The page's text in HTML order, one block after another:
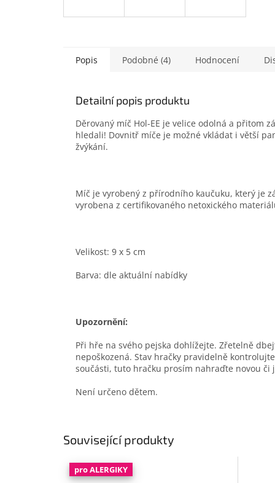
Popis Podobné (4) Hodnocení
Detailní popis produktu
Děrovaný míč Hol-EE je velice odolná a přitom
hledali! Dovnitř míče je možné vkládat i větší
žvýkání.
Míč je vyrobený z přírodního kaučuku, který je
vyrobena z certifikovaného netoxického
Velikost: 9 x 5 cm
Barva: dle aktuální nabídky
Upozornění:
Při hře na svého pejska dohlížejte. Zřetelně
nepoškozená. Stav hračky pravidelně
součásti, tuto hračku prosím nahraďte novou
Není určeno dětem.
Související produkty
pro ALERGIKY